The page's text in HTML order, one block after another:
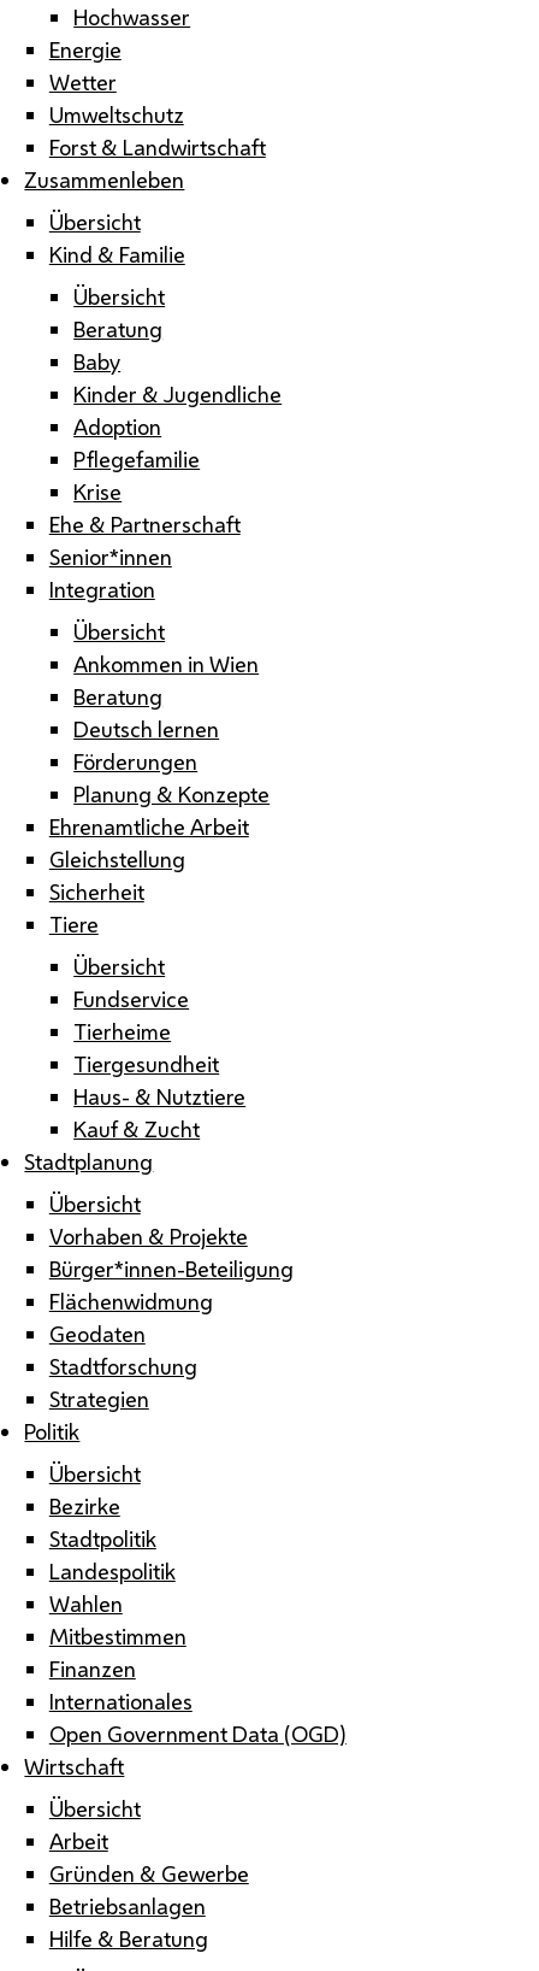
Hochwasser
Energie
Wetter
Umweltschutz
Forst & Landwirtschaft
Zusammenleben
Übersicht
Kind & Familie
Übersicht
Beratung
Baby
Kinder & Jugendliche
Adoption
Pflegefamilie
Krise
Ehe & Partnerschaft
Senior*innen
Integration
Übersicht
Ankommen in Wien
Beratung
Deutsch lernen
Förderungen
Planung & Konzepte
Ehrenamtliche Arbeit
Gleichstellung
Sicherheit
Tiere
Übersicht
Fundservice
Tierheime
Tiergesundheit
Haus- & Nutztiere
Kauf & Zucht
Stadtplanung
Übersicht
Vorhaben & Projekte
Bürger*innen-Beteiligung
Flächenwidmung
Geodaten
Stadtforschung
Strategien
Politik
Übersicht
Bezirke
Stadtpolitik
Landespolitik
Wahlen
Mitbestimmen
Finanzen
Internationales
Open Government Data (OGD)
Wirtschaft
Übersicht
Arbeit
Gründen & Gewerbe
Betriebsanlagen
Hilfe & Beratung